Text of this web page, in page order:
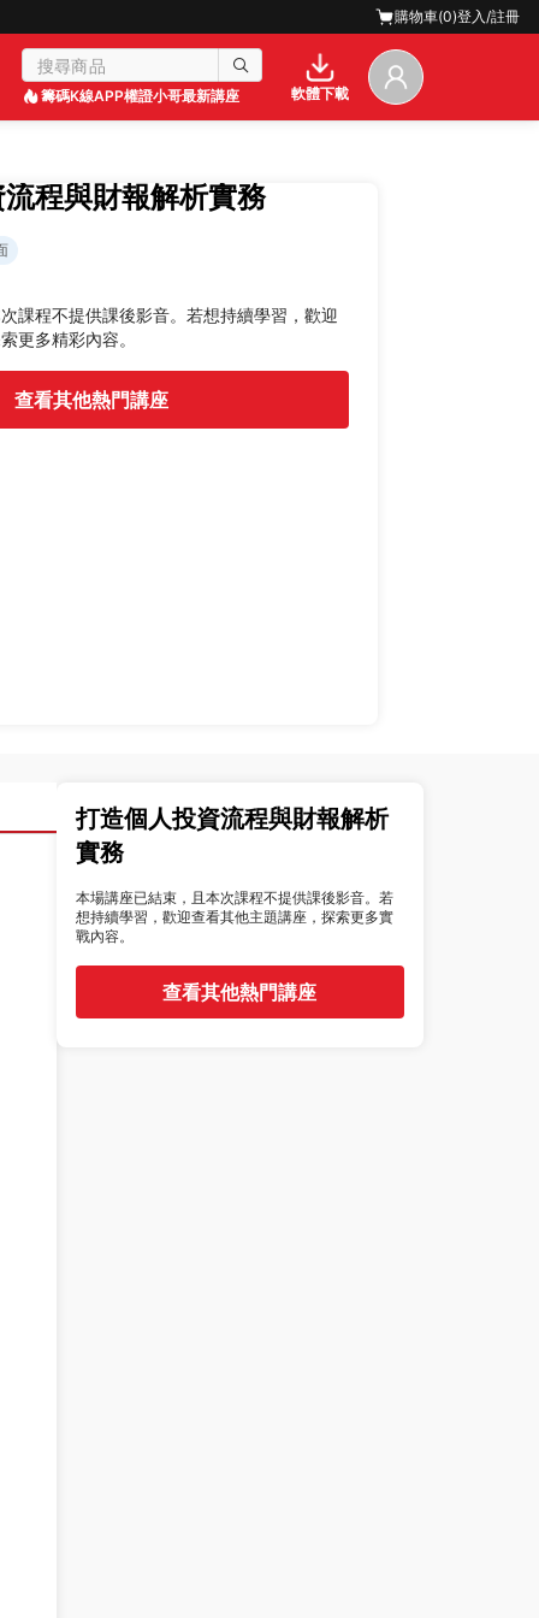
購物車(0)登入/註冊
籌碼K線APP權證小哥最新講座 軟體下載
程與財報解析實務
課程不提供課後影音。若想持續學習，歡迎
更多精彩內容。
查看其他熱門講座
打造個人投資流程與財報解析
實務
本場講座已結束，且本次課程不提供課後影音。若
想持續學習，歡迎查看其他主題講座，探索更多實
戰內容。
查看其他熱門講座